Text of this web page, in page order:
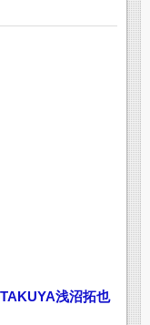
浅沼拓也